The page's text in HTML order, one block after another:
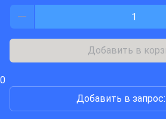
Добавить в
0
Добавить в